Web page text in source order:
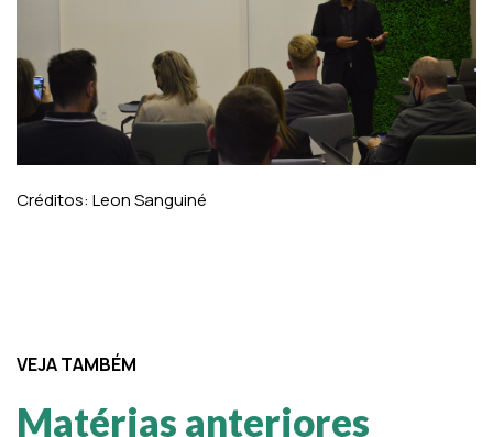
Créditos: Leon Sanguiné
VEJA TAMBÉM
Matérias anteriores